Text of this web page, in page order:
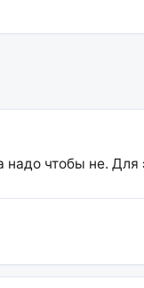
чтобы не. Для